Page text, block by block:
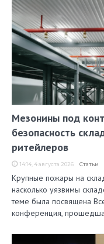
Мезонины под
безопасность
ритейлеров
14:14, 4 августа 2026 Статьи
Крупные пожары на
насколько уязвимы
теме была посвящена
конференция,